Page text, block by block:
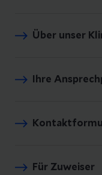
Über unser
Ihre
Für Zuweiser